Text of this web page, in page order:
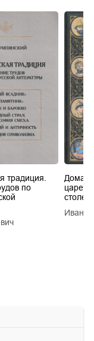
традиция.
по
царей
Иван